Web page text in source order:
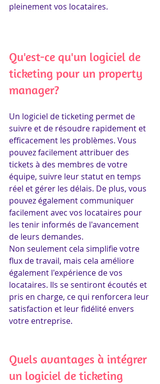
pleinement vos locataires.
Qu'est-ce qu'un logiciel de
ticketing pour un property
manager?
Un logiciel de ticketing permet de
suivre et de résoudre rapidement et
efficacement les problèmes. Vous
pouvez facilement attribuer des
tickets à des membres de votre
équipe, suivre leur statut en temps
réel et gérer les délais. De plus, vous
pouvez également communiquer
facilement avec vos locataires pour
les tenir informés de l'avancement
de leurs demandes.
Non seulement cela simplifie votre
flux de travail, mais cela améliore
également l'expérience de vos
locataires. Ils se sentiront écoutés et
pris en charge, ce qui renforcera leur
satisfaction et leur fidélité envers
votre entreprise.
Quels avantages à intégrer
un logiciel de ticketing